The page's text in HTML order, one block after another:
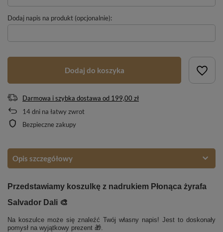
Dodaj napis na produkt (opcjonalnie):
Dodaj do koszyka
Darmowa i szybka dostawa od 199,00 zł
14dni na łatwy zwrot
Bezpieczne zakupy
Opis szczegółowy
Przedstawiamy koszulkę z nadrukiem Płonąca żyrafa
Salvador Dali 🎨
Na koszulce może się znaleźć Twój własny napis! Jest to doskonały
pomysł na wyjątkowy prezent 🎁.